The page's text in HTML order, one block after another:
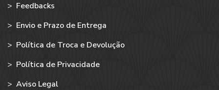
> Feedbacks
> Envio e Prazo de Entrega
> Política de Troca e Devolução
> Política de Privacidade
> Aviso Legal